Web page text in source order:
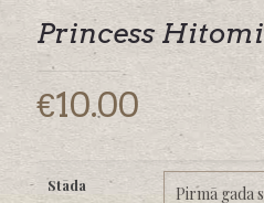
Princess Hitomi
€10.00
Stāda